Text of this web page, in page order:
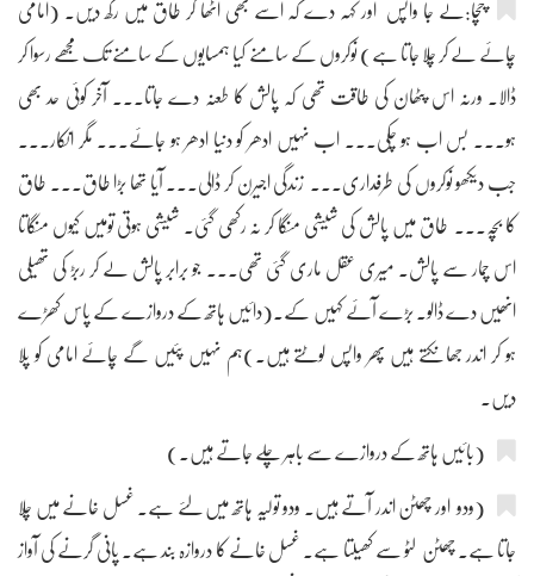
چچا:لے جا واپس اور کہہ دے کہ اسے بھی اٹھا کر طاق میں رکھ دیں۔ (امامی
چائے لے کر چلا جاتا ہے) نوکروں کے سامنے کیا ہمسایوں کے سامنے تک مجھے رسوا کر
ڈالا۔ ورنہ اس پٹھان کی طاقت تھی کہ پالش کا طعنہ دے جاتا۔۔۔ آخر کوئی حد بھی
ہو۔۔۔ بس اب ہو چکی۔۔۔ اب نہیں ادھر کو دنیا ادھر ہو جائے۔۔۔ مگر انکار۔۔۔
جب دیکھو نوکروں کی طرفداری۔۔۔ زندگی اجیرن کر ڈالی۔۔۔ آیا تھا بڑا طاق۔۔۔ طاق
کا بچہ۔۔۔ طاق میں پالش کی شیشی منگا کر نہ رکھی گئی۔ شیشی ہوتی تومیں کیوں منگاتا
اس چمار سے پالش۔ میری عقل ماری گئی تھی۔۔۔ جو برابر پالش لے کر ربڑ کی تھیلی
انھیں دے ڈالو۔ بڑے آئے کہیں کے۔(دائیں ہاتھ کے دروازے کے پاس کھڑے
ہو کر اندر جھانکتے ہیں پھر واپس لوٹتے ہیں۔)ہم نہیں پئیں گے چائے امامی کو پلا
دیں۔
(بائیں ہاتھ کے دروازے سے باہر چلے جاتے ہیں۔)
(ودو اور چھٹن اندر آتے ہیں۔ ودو تولیہ ہاتھ میں لئے ہے۔ غسل خانے میں چلا
جاتا ہے۔ چھٹن لٹو سے کھیلتا ہے۔ غسل خانے کا دروازہ بند ہے۔ پانی گرنے کی آواز